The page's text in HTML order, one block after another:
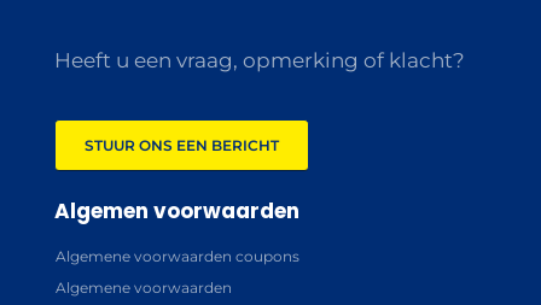
Heeft u een vraag, opmerking of klacht?
STUUR ONS EEN BERICHT
Algemen voorwaarden
Algemene voorwaarden coupons
Algemene voorwaarden